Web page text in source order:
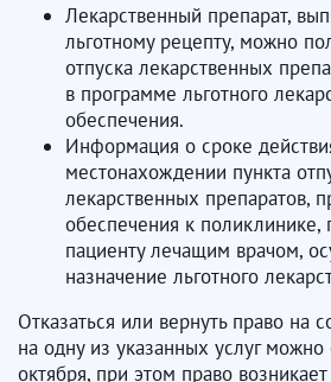
Лекарственный препарат,
льготному рецепту, можно
отпуска лекарственных
в программе льготного
обеспечения.
Информация о сроке
местонахождении пункта
лекарственных препаратов,
обеспечения к поликлинике,
пациенту лечащим врачом,
назначение льготного
Отказаться или вернуть право на
на одну из указанных услуг
октября, при этом право